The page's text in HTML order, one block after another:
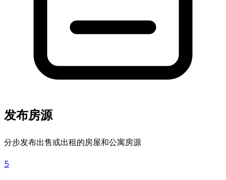
发布房源
分步发布出售或出租的房屋和公寓房源
5